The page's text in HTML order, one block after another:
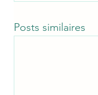
Posts similaires